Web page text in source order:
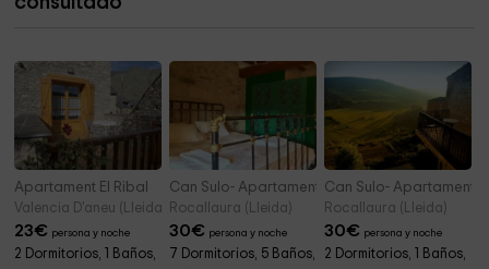
Apartament El Ribal
Valencia D'aneu (Lleida)
23€ persona y noche
2 Dormitorios, 1 Baños,
Can Sulo- Apartamento El Niu
Rocallaura (Lleida)
30€ persona y noche
7 Dormitorios, 5 Baños,
Can Sulo-
Rocallaura (Lleida)
30€ persona y noche
2 Dormitorios, 1 Baños,